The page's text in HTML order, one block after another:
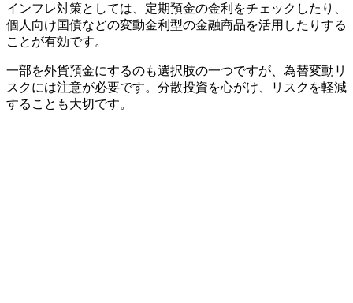
インフレ対策としては、定期預金の金利をチェックしたり、
個人向け国債などの変動金利型の金融商品を活用したりする
ことが有効です。
一部を外貨預金にするのも選択肢の一つですが、為替変動リ
スクには注意が必要です。分散投資を心がけ、リスクを軽減
することも大切です。